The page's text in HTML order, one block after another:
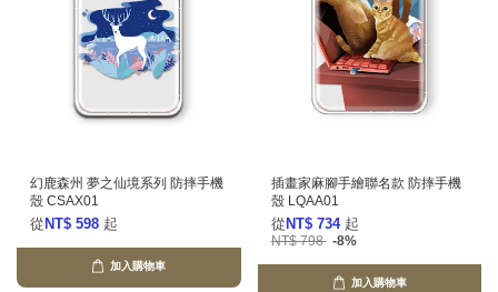
幻鹿森州 夢之仙境系列 防摔手機
殼 CSAX01
從NT$ 598 起
加入購物車
插畫家麻腳手繪聯名款 防摔手機
殼 LQAA01
從NT$ 734 起
NT$ 798 -8%
加入購物車